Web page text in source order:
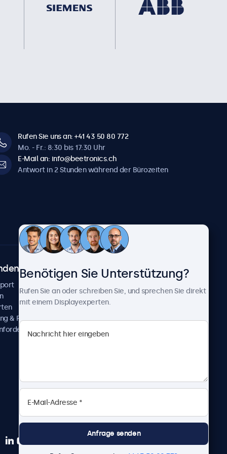
Rufen Sie uns an: +41 43 50 80 772
Mo. - Fr.: 8:30 bis 17:30 Uhr
E-Mail an: info@beetronics.ch
Antwort in 2 Stunden während der Bürozeiten
& Reparatur
Über Beetronics
Neuigkeiten und Updates
Über uns
Karriere
Geschäftsbedingungen
Datenschutzerklärung
Benötigen Sie Unterstützung?
Rufen Sie an oder schreiben Sie, und sprechen Sie direkt
mit einem Displayexperten.
Anfrage senden